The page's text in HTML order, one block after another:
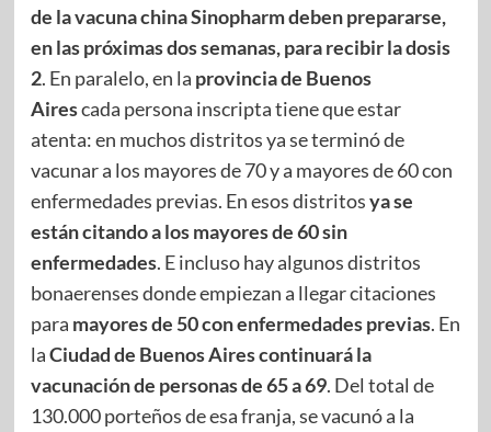
de la vacuna china Sinopharmdeben prepararse,
en las próximas dos semanas, para recibir la dosis
2. En paralelo, en la provincia de Buenos
Airescada persona inscripta tiene que estar
atenta: en muchos distritos ya se terminó de
vacunar a los mayores de 70 y a mayores de 60 con
enfermedades previas. En esos distritosya se
están citando a los mayores de 60 sin
enfermedades. E incluso hay algunos distritos
bonaerenses donde empiezan a llegar citaciones
para mayores de 50 con enfermedades previas. En
laCiudad de Buenos Aires continuará la
vacunación de personas de 65 a 69. Del total de
130.000 porteños de esa franja, se vacunó a la